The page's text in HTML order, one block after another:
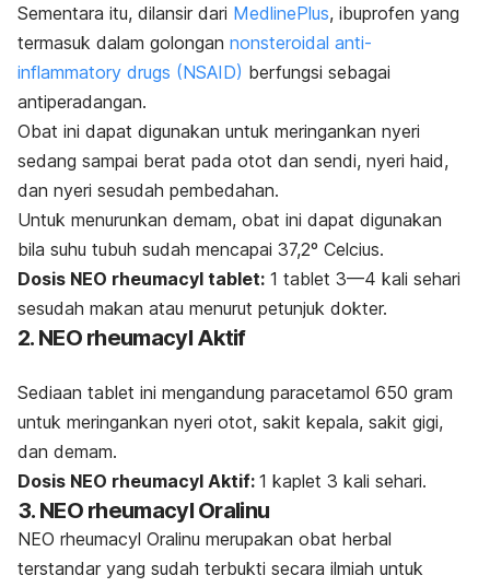
Sementara itu, dilansir dari MedlinePlus, ibuprofen yang
termasuk dalam golongan nonsteroidal anti-
inflammatory drugs (NSAID) berfungsi sebagai
antiperadangan.
Obat ini dapat digunakan untuk meringankan nyeri
sedang sampai berat pada otot dan sendi, nyeri haid,
dan nyeri sesudah pembedahan.
Untuk menurunkan demam, obat ini dapat digunakan
bila suhu tubuh sudah mencapai 37,2º Celcius.
Dosis NEO rheumacyl tablet: 1 tablet 3—4 kali sehari
sesudah makan atau menurut petunjuk dokter.
2. NEO rheumacyl Aktif
Sediaan tablet ini mengandung paracetamol 650 gram
untuk meringankan nyeri otot, sakit kepala, sakit gigi,
dan demam.
Dosis NEO rheumacyl Aktif: 1 kaplet 3 kali sehari.
3. NEO rheumacyl Oralinu
NEO rheumacyl Oralinu merupakan obat herbal
terstandar yang sudah terbukti secara ilmiah untuk